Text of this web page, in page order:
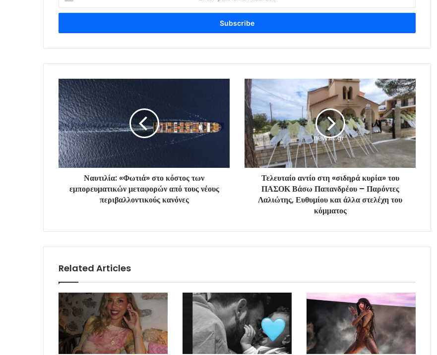
your
Email
Ναυτιλία: «Φωτιά» στο κόστος των
εμπορευματικών μεταφορών από τους νέους
περιβαλλοντικούς κανόνες
Τελευταίο αντίο στη «σιδηρά κυρία» του
ΠΑΣΟΚ Βάσω Παπανδρέου – Παρόντες
Λαλιώτης, Ευθυμίου και άλλα στελέχη του
κόμματος
Related Articles